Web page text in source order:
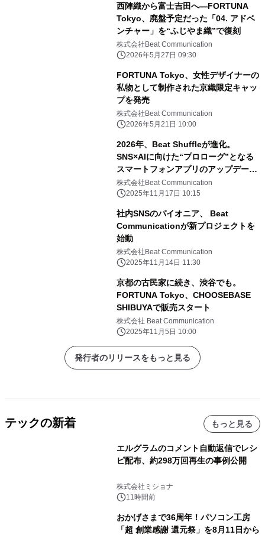
西陣織から富士吉田へ—FORTUNA
Tokyo、廃盤予定だった「04. アドベ
ンチャー」を“ふじやま織”で復刻
株式会社Beat Communication
2026年5月27日 09:30
FORTUNA Tokyo、女性デザイナーの
私物として制作された京織限定キャッ
プを発売
株式会社Beat Communication
2026年5月21日 10:00
2026年、Beat Shuffleが進化。
SNS×AIに向けた“プロローグ”となる
スマートフォンアプリのアップデート
を公開
株式会社Beat Communication
2025年11月17日 10:15
社内SNSのパイオニア、 Beat
Communicationが新プロジェクトを
始動
株式会社Beat Communication
2025年11月14日 11:30
京都の古民家に続き、渋谷でも。
FORTUNA Tokyo、CHOOSEBASE
SHIBUYAで販売スタート
株式会社 Beat Communication
2025年11月5日 10:00
発行者のリリースをもっと見る
テックの新着 もっと見る
エルグラムのコメント自動返信でレシ
ピ配布、約298万回再生の事例公開
株式会社ミショナ
11時間前
おかげさまで36周年！パソコン工房
「超 創業感謝 還元祭」を8月11日から